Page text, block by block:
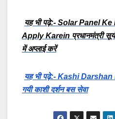
यह भी पढ़े:- Solar Panel
Apply Karein प्रधानमंत्री
में अप्लाई करें
यह भी पढ़े:- Kashi Darshan
गयी काशी दर्शन बस सेवा